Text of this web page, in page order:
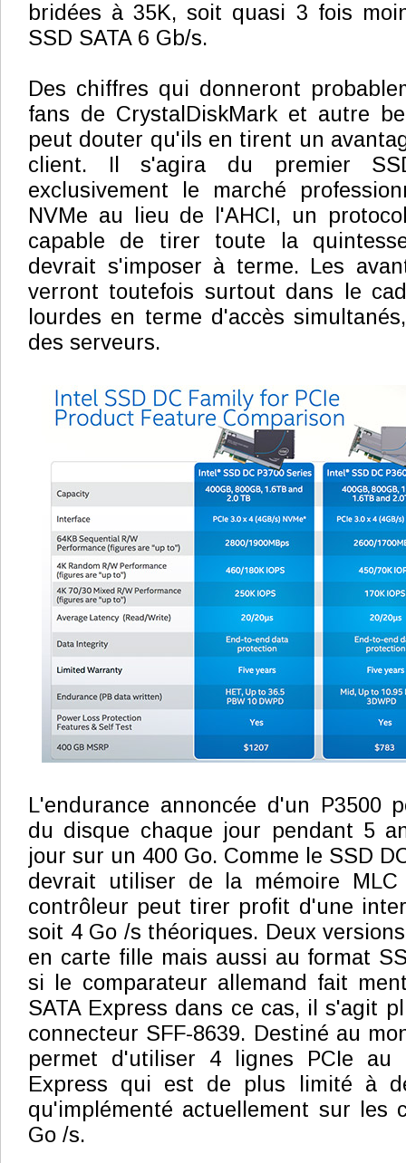
bridées à 35K, soit quasi 3 fois
SSD SATA 6 Gb/s.
Des chiffres qui donneront
fans de CrystalDiskMark et autre
peut douter qu'ils en tirent un
client. Il s'agira du premier
exclusivement le marché
NVMe au lieu de l'AHCI, un
capable de tirer toute la
devrait s'imposer à terme. Les
verront toutefois surtout dans le
lourdes en terme d'accès
des serveurs.
L'endurance annoncée d'un P3500
du disque chaque jour pendant 5
jour sur un 400 Go. Comme le SSD
devrait utiliser de la mémoire
contrôleur peut tirer profit d'une
soit 4 Go /s théoriques. Deux
en carte fille mais aussi au format
si le comparateur allemand fait
SATA Express dans ce cas, il s'agit
connecteur SFF-8639. Destiné au
permet d'utiliser 4 lignes PCIe au
Express qui est de plus limité à
qu'implémenté actuellement sur les
Go /s.